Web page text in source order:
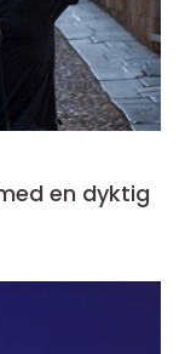
en dyktig